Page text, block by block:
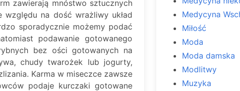
zawierają mnóstwo sztucznych
względu na dość wrażliwy układ
sporadycznie możemy podać
podawanie gotowanego
bez ości gotowanych na
chudy twarożek lub jogurty,
Karma w miseczce zawsze
podaje kurczaki gotowane
Medycyna
Miłość
Moda
Moda damska
Modlitwy
Muzyka